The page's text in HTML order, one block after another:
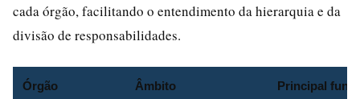
cada órgão, facilitando o entendimento da hierarquia e da
divisão de responsabilidades.
Órgão Âmbito Principal